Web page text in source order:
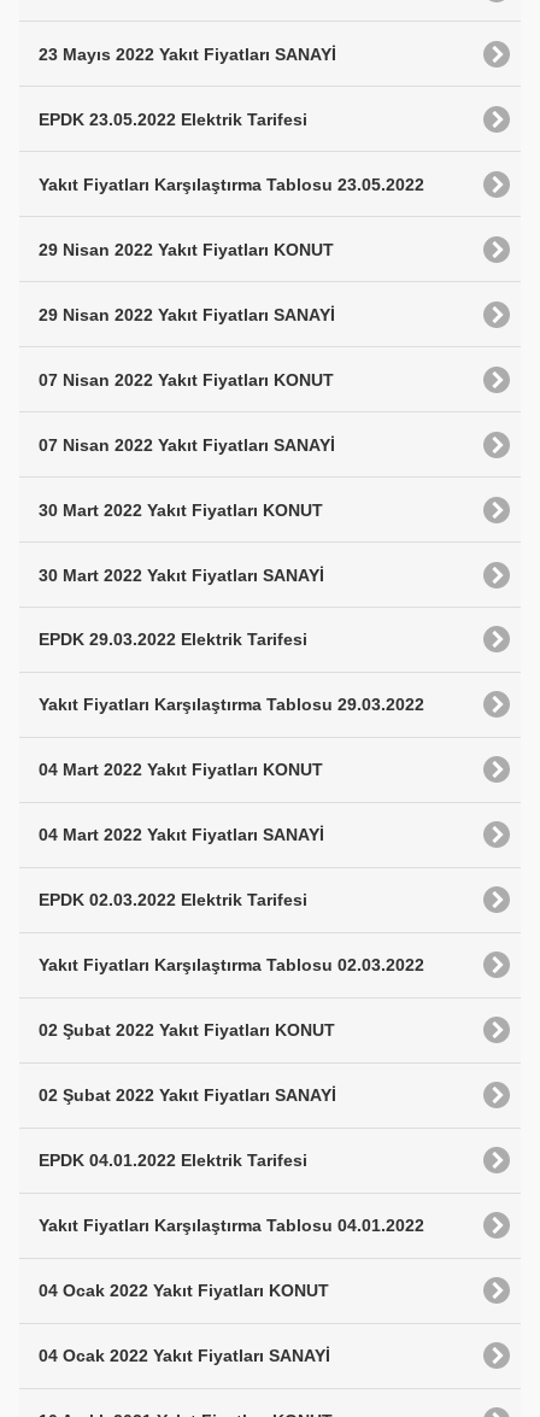
23 Mayıs 2022 Yakıt Fiyatları SANAYİ
EPDK 23.05.2022 Elektrik Tarifesi
Yakıt Fiyatları Karşılaştırma Tablosu 23.05.2022
29 Nisan 2022 Yakıt Fiyatları KONUT
29 Nisan 2022 Yakıt Fiyatları SANAYİ
07 Nisan 2022 Yakıt Fiyatları KONUT
07 Nisan 2022 Yakıt Fiyatları SANAYİ
30 Mart 2022 Yakıt Fiyatları KONUT
30 Mart 2022 Yakıt Fiyatları SANAYİ
EPDK 29.03.2022 Elektrik Tarifesi
Yakıt Fiyatları Karşılaştırma Tablosu 29.03.2022
04 Mart 2022 Yakıt Fiyatları KONUT
04 Mart 2022 Yakıt Fiyatları SANAYİ
EPDK 02.03.2022 Elektrik Tarifesi
Yakıt Fiyatları Karşılaştırma Tablosu 02.03.2022
02 Şubat 2022 Yakıt Fiyatları KONUT
02 Şubat 2022 Yakıt Fiyatları SANAYİ
EPDK 04.01.2022 Elektrik Tarifesi
Yakıt Fiyatları Karşılaştırma Tablosu 04.01.2022
04 Ocak 2022 Yakıt Fiyatları KONUT
04 Ocak 2022 Yakıt Fiyatları SANAYİ